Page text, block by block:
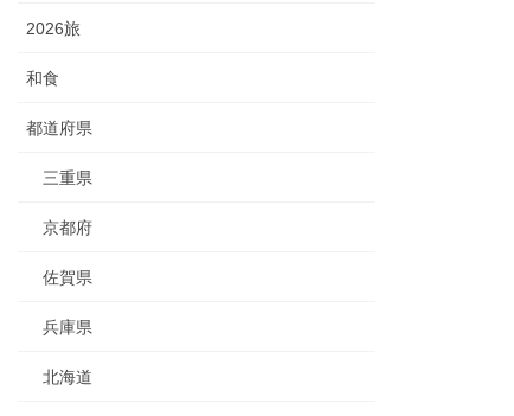
2026旅
和食
都道府県
三重県
京都府
佐賀県
兵庫県
北海道